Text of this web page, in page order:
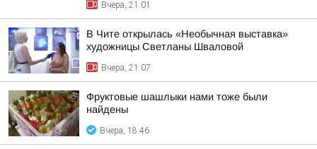
Вчера, 21:01
В Чите открылась «Необычная выставка»
художницы Светланы Шваловой
Вчера, 21:07
Фруктовые шашлыки нами тоже были
найдены
Вчера, 18:46